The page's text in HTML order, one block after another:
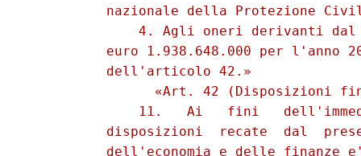
nazionale della Protezione
4. Agli oneri derivanti
euro 1.938.648.000 per l'anno
          dell'articolo 42.»
«Art. 42 (Disposizioni
11.   Ai   fini
disposizioni  recate  dal
dell'economia e delle finanze